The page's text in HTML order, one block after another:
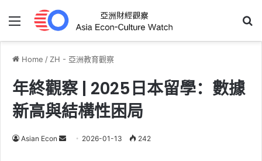
Menu
Home / ZH - 亞洲教育觀察
年終觀察 | 2025日本留學：數據
新高與結構性困局
Asian Econ
Send 2026-01-13 242